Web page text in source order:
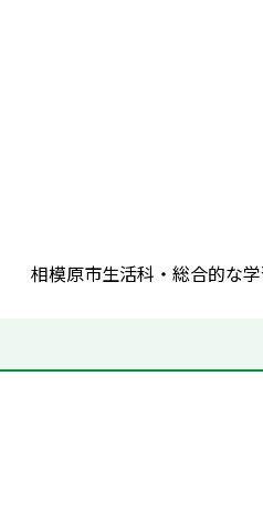
相模原市生活科・総合的な